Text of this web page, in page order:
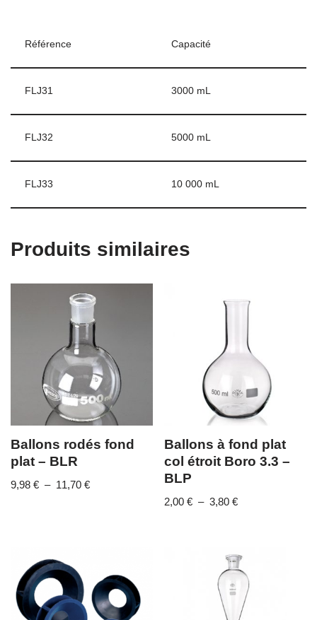
Référence Capacité
FLJ31 3000 mL
FLJ32 5000 mL
FLJ33 10 000 mL
Produits similaires
Ballons rodés fond
plat – BLR
9,98 € – 11,70 €
Ballons à fond plat
col étroit Boro 3.3 –
BLP
2,00€ – 3,80€